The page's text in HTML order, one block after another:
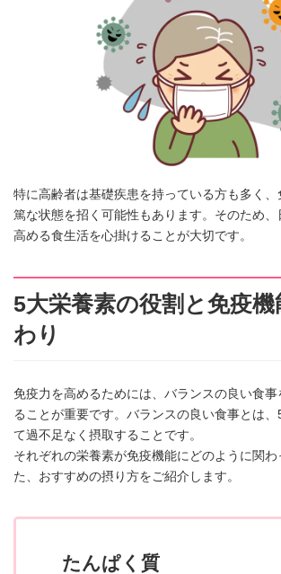
特に高齢者は基礎疾患を持っている方も多く
篤な状態を招く可能性もあります。そのため
高める食生活を心掛けることが大切です。
5大栄養素の役割と免疫機
わり
免疫力を高めるためには、バランスの良い食
ることが重要です。バランスの良い食事とは
て過不足なく摂取することです。
それぞれの栄養素が免疫機能にどのように関わ
た、おすすめの摂り方をご紹介します。
たんぱく質